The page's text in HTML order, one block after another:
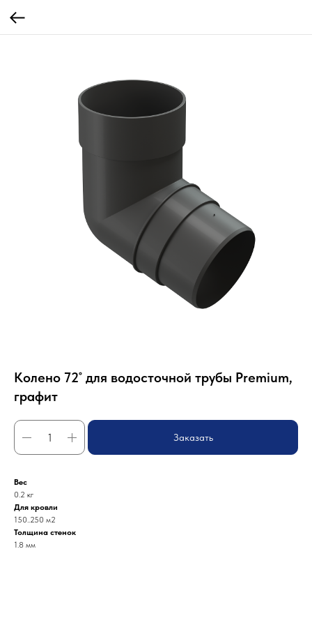
Колено 72˚ для водосточной трубы Premium,
графит
Заказать
Вес
0.2 кг
Для кровли
150..250 м2
Толщина стенок
1.8 мм